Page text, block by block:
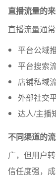
直播流量的
直播流量通
平台公域
平台搜索
店铺私域
外部社交
达人/主播
不同渠道的
广，但用户
信任度强，